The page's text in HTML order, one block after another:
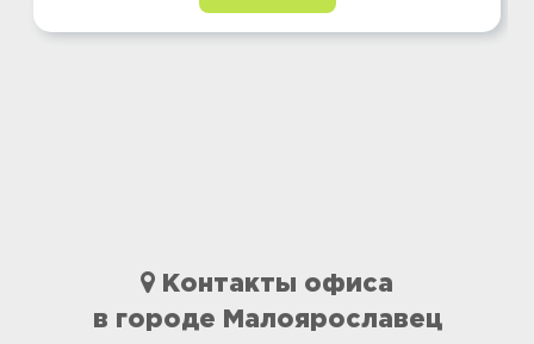
Контакты офиса
в городе Малоярославец